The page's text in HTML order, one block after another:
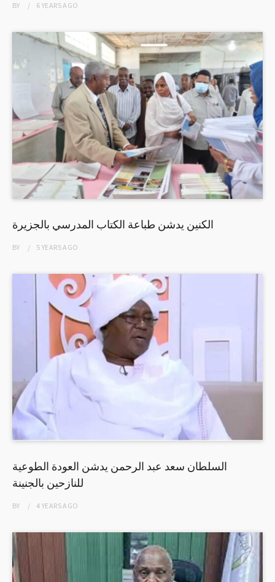
BY 6 YEARSAGO
الكنين يدشن طباعة الكتاب المدرسي بالجزيرة
BY 5 YEARSAGO
السلطان سعد عبد الرحمن يدشن العودة الطوعية
للنازحين بالجنينة
BY 4 YEARSAGO